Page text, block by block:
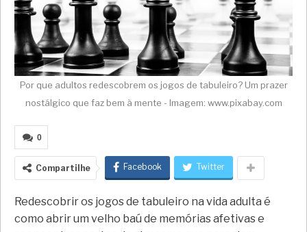
Por que adultos redescobrem os jogos de tabuleiro? Um prazer
nostálgico que faz bem à mente - Imagem: www.pixabay.com
0
Compartilhe Facebook Twitter
Redescobrir os jogos de tabuleiro na vida adulta é
como abrir um velho baú de memórias afetivas e